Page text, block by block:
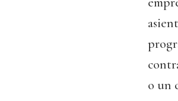
o un